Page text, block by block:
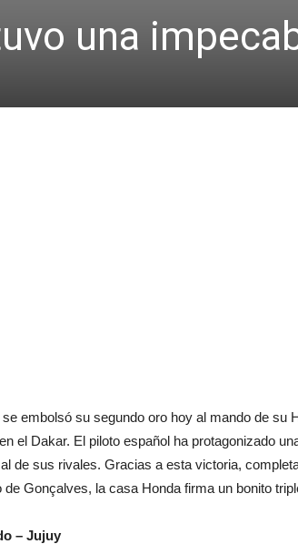
una
embolsó su segundo oro hoy al mando de su
el Dakar. El piloto español ha protagonizado
de sus rivales. Gracias a esta victoria,
Gonçalves, la casa Honda firma un bonito
– Jujuy